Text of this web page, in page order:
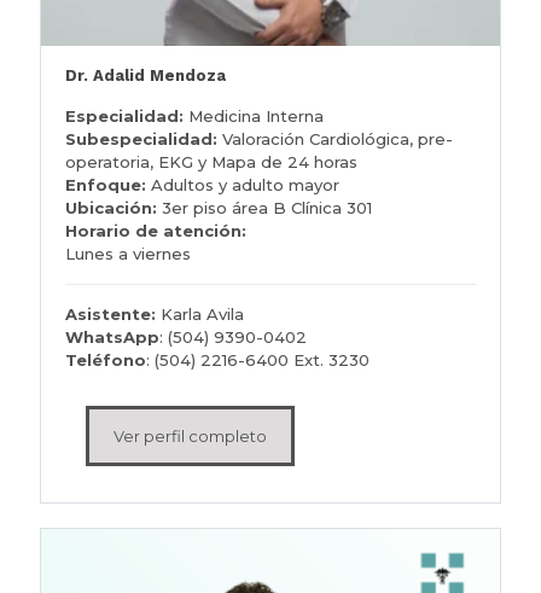
Dr. Adalid Mendoza
Especialidad: Medicina Interna
Subespecialidad: Valoración Cardiológica, pre-
operatoria, EKG y Mapa de 24 horas
Enfoque: Adultos y adulto mayor
Ubicación: 3er piso área B Clínica 301
Horario de atención:
Lunes a viernes
Asistente: Karla Avila
WhatsApp: (504) 9390-0402
Teléfono: (504) 2216-6400 Ext. 3230
Ver perfil completo